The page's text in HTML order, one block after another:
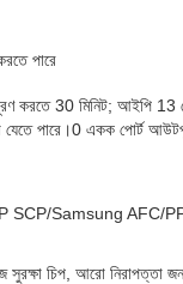
পারে
করতে 30 মিনিট; আইপি 13
যেতে পারে।0 একক পোর্ট
SCP/Samsung AFC/
সুরক্ষা চিপ, আরো নিরাপত্তা